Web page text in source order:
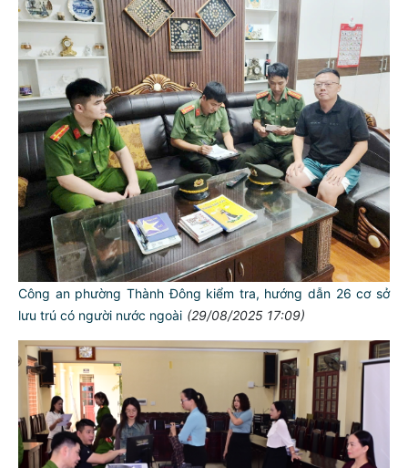
Công an phường Thành Đông kiểm tra, hướng dẫn 26 cơ sở
lưu trú có người nước ngoài (29/08/2025 17:09)